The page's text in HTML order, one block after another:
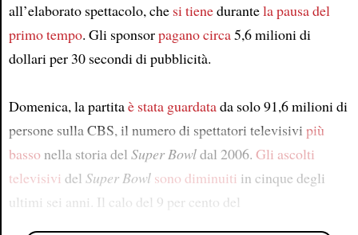
all’elaborato spettacolo, che si tienedurantela pausa del
primo tempo. Gli sponsorpagano circa5,6 milioni di
dollari per 30 secondi di pubblicità.
Domenica, la partitaè stata guardatada solo 91,6 milioni di
persone sulla CBS, il numero di spettatori televisivi più
bassonella storia del Super Bowldal 2006. Gli ascolti
televisivi del Super Bowl sono diminuiti in cinque degli
ultimi sei anni. Il calo del 9 per cento del